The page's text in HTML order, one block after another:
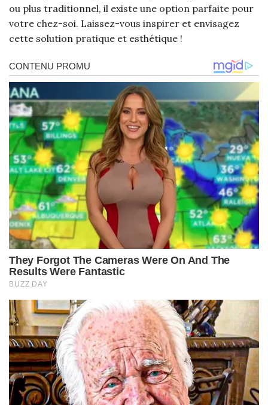
ou plus traditionnel, il existe une option parfaite pour
votre chez-soi. Laissez-vous inspirer et envisagez
cette solution pratique et esthétique !